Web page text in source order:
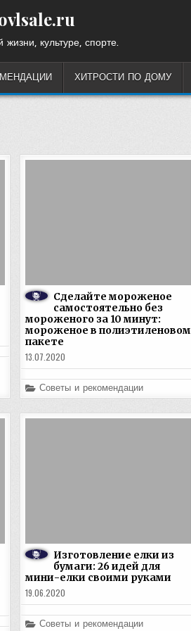
культуре, спорте.
ХИТРОСТИ ПО ДОМУ
Сделайте мороженое
самостоятельно без
мороженого за 10 минут:
мороженое в полиэтиленовом
пакете
13.07.2020
Posted
in
Советы и рекомендации
Изготовление елки из
бумаги: 26 идей для
мини-елки своими руками
19.06.2020
Posted
Советы и рекомендации